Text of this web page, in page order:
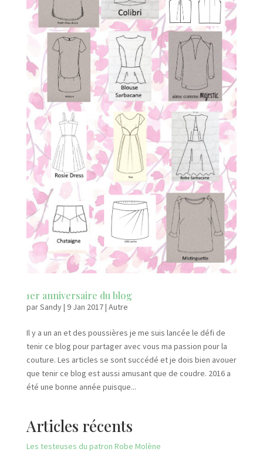
1er anniversaire du blog
parSandy| 9 Jan 2017| Autre
Il y a un an et des poussières je me suis lancée le défi de
tenir ce blog pour partager avec vous ma passion pour la
couture. Les articles se sont succédé et je dois bien avouer
que tenir ce blog est aussi amusant que de coudre. 2016 a
été une bonne année puisque...
Articles récents
Les testeuses du patron Robe Molène